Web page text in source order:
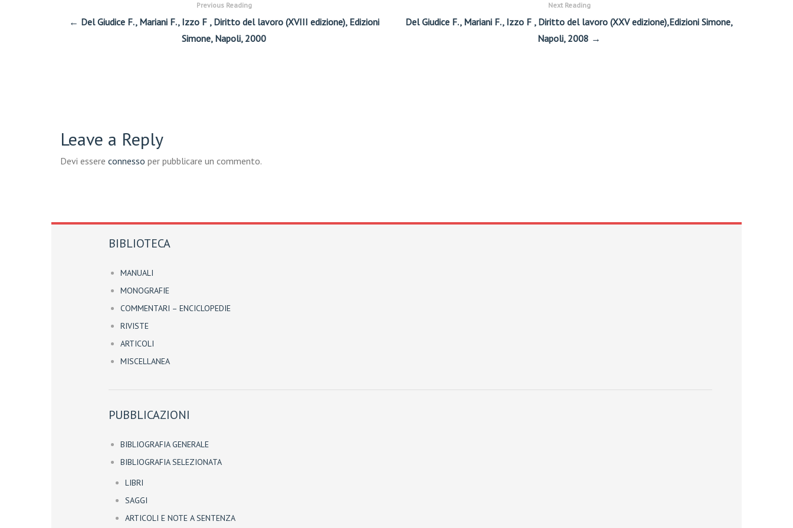
Previous Reading
← Del Giudice F., Mariani F., Izzo F , Diritto del lavoro (XVIII edizione), Edizioni
Simone, Napoli, 2000
Next Reading
Del Giudice F., Mariani F., Izzo F , Diritto del lavoro (XXV edizione),Edizioni Simone,
Napoli, 2008 →
Leave a Reply
Devi essere connesso per pubblicare un commento.
BIBLIOTECA
MANUALI
MONOGRAFIE
COMMENTARI – ENCICLOPEDIE
RIVISTE
ARTICOLI
MISCELLANEA
PUBBLICAZIONI
BIBLIOGRAFIA GENERALE
BIBLIOGRAFIA SELEZIONATA
LIBRI
SAGGI
ARTICOLI E NOTE A SENTENZA